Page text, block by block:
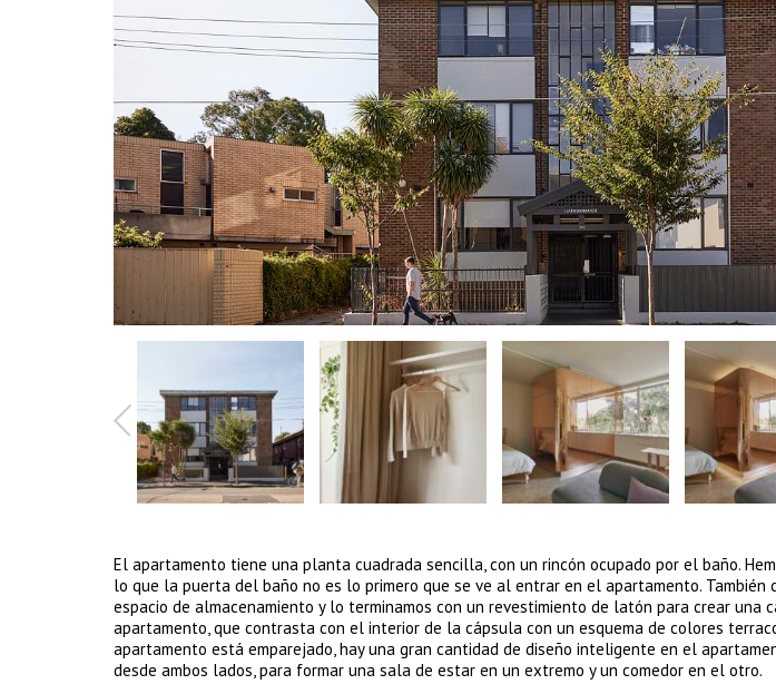
El apartamento tiene una planta cuadrada sencilla, con un rincón ocupado por el baño.
lo que la puerta del baño no es lo primero que se ve al entrar en el apartamento. También
espacio de almacenamiento y lo terminamos con un revestimiento de latón para crear una
apartamento, que contrasta con el interior de la cápsula con un esquema de colores
apartamento está emparejado, hay una gran cantidad de diseño inteligente en el
desde ambos lados, para formar una sala de estar en un extremo y un comedor en el otro.